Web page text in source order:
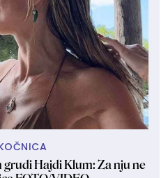
grudi Hajdi Klum: Za nju ne